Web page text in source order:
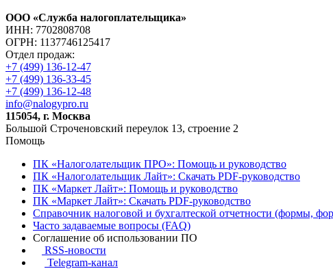
ООО «Служба налогоплательщика»
ИНН: 7702808708
ОГРН: 1137746125417
Отдел продаж:
+7 (499) 136-12-47
+7 (499) 136-33-45
+7 (499) 136-12-48
info@nalogypro.ru
115054, г. Москва
Большой Строченовский переулок 13, строение 2
Помощь
ПК «Налоголательщик ПРО»: Помощь и руководство
ПК «Налоголательщик Лайт»: Скачать PDF-руководство
ПК «Маркет Лайт»: Помощь и руководство
ПК «Маркет Лайт»: Скачать PDF-руководство
Справочник налоговой и бухгалтеской отчетности (формы,
Часто задаваемые вопросы (FAQ)
Соглашение об использовании ПО
RSS-новости
Telegram-канал